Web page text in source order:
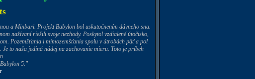
a Minbari. Projekt Babylon bol uskutočnením dávneho sna.
nažívaní riešili svoje nezhody. Poskytol vzdialené útočisko,
Pozemšťania i mimozemšťania spolu v útrobách päť a pol
to naša jediná nádej na zachovanie mieru. Toto je príbeh
5."